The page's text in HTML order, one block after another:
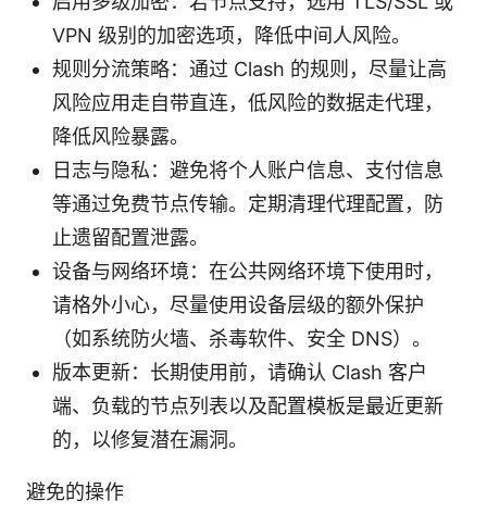
VPN 级别的加密选项，降低中间人风险。
规则分流策略：通过 Clash 的规则，尽量让高
风险应用走自带直连，低风险的数据走代理，
降低风险暴露。
日志与隐私：避免将个人账户信息、支付信息
等通过免费节点传输。定期清理代理配置，防
止遗留配置泄露。
设备与网络环境：在公共网络环境下使用时，
请格外小心，尽量使用设备层级的额外保护
（如系统防火墙、杀毒软件、安全 DNS）。
版本更新：长期使用前，请确认 Clash 客户
端、负载的节点列表以及配置模板是最近更新
的，以修复潜在漏洞。
避免的操作